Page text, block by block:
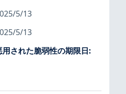
5/13
5/13
された脆弱性の期限日: